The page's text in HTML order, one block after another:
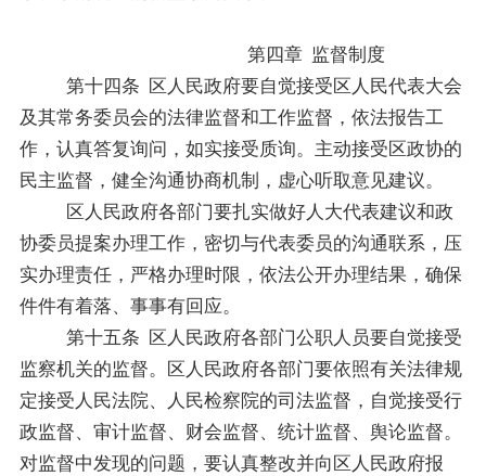
第四章 监督制度
第十四条
区人民政府要自觉接受区人民代表大会
及其常务委员会的法律监督和工作监督，依法报告工
作，认真答复询问，如实接受质询。主动接受区政协的
民主监督，健全沟通协商机制，虚心听取意见建议。
区人民政府各部门要扎实做好人大代表建议和政
协委员提案办理工作，密切与代表委员的沟通联系，压
实办理责任，严格办理时限，依法公开办理结果，确保
件件有着落、事事有回应。
第十五条
区人民政府各部门公职人员要自觉接受
监察机关的监督。区人民政府各部门要依照有关法律规
定接受人民法院、人民检察院的司法监督，自觉接受行
政监督、审计监督、财会监督、统计监督、舆论监督。
对监督中发现的问题，要认真整改并向区人民政府报